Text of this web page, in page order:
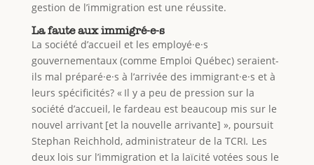
gestion de l’immigration est une réussite.
La faute aux immigré-e-s
La société d’accueil et les employé·e·s
gouvernementaux (comme Emploi Québec) seraient-
ils mal préparé·e·s à l’arrivée des immigrant·e·s et à
leurs spécificités? « Il y a peu de pression sur la
société d’accueil, le fardeau est beaucoup mis sur le
nouvel arrivant [et la nouvelle arrivante] », poursuit
Stephan Reichhold, administrateur de la TCRI. Les
deux lois sur l’immigration et la laïcité votées sous le